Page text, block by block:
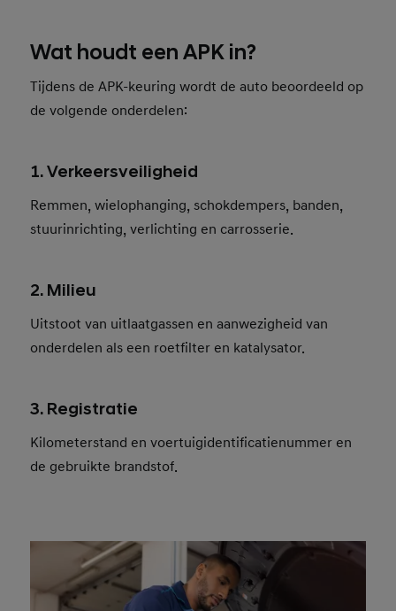
Wat houdt een APK in?
Tijdens de APK-keuring wordt de auto beoordeeld op
de volgende onderdelen:
1. Verkeersveiligheid
Remmen, wielophanging, schokdempers, banden,
stuurinrichting, verlichting en carrosserie.
2. Milieu
Uitstoot van uitlaatgassen en aanwezigheid van
onderdelen als een roetfilter en katalysator.
3. Registratie
Kilometerstand en voertuigidentificatienummer en
de gebruikte brandstof.